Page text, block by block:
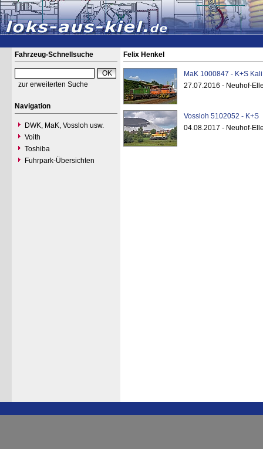
Fahrzeug-Schnellsuche
zur erweiterten Suche
Navigation
DWK, MaK, Vossloh usw.
Voith
Toshiba
Fuhrpark-Übersichten
Felix Henkel
MaK 1000847 - K+S
27.07.2016 - Neuhof-
Vossloh 5102052 - K+S
04.08.2017 - Neuhof-